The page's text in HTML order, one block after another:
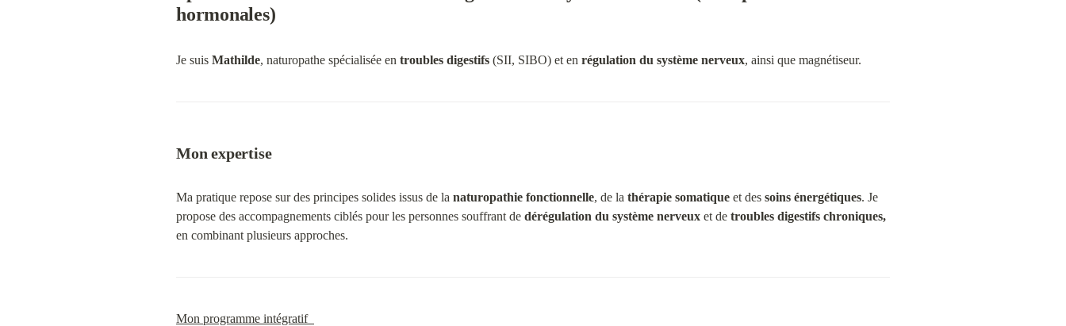
hormonales)
Je suis Mathilde, naturopathe spécialisée en troubles digestifs (SII, SIBO) et en régulation du système nerveux, ainsi que magnétiseur.
Mon expertise
Ma pratique repose sur des principes solides issus de la naturopathie fonctionnelle, de la thérapie somatique et des soins énergétiques. Je
propose des accompagnements ciblés pour les personnes souffrant de dérégulation du système nerveux et de troubles digestifs chroniques,
en combinant plusieurs approches.
Mon programme intégratif